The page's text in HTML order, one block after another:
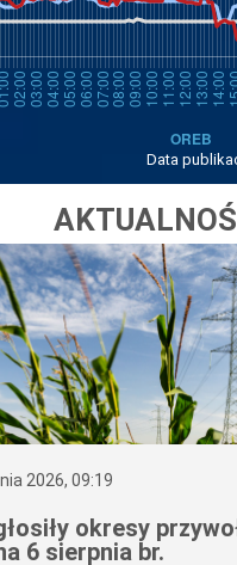
Data
2026, 09:19
okresy
6 sierpnia br.